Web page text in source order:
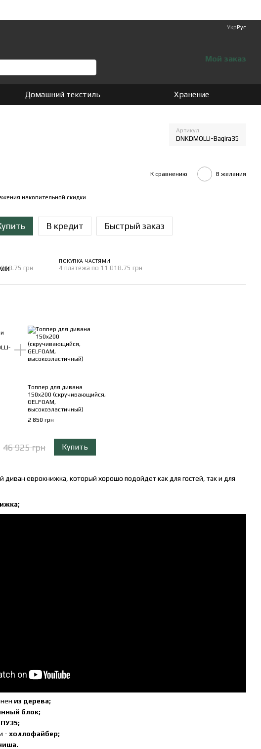
УкрРус
Мой заказ
Домашний текстиль Хранение
Артикул
DNKDMOLLI-Bagira35
К сравнению В желания
накопительной скидки
В кредит Быстрый заказ
грн
ПОКУПКА ЧАСТЯМИ
4 платежа по 11 018.75 грн
Топпер для дивана
150x200 (скручивающийся,
GELFOAM,
высокоэластичный)
2 850 грн
46 925 грн
Купить
диван еврокнижка, который хорошо подойдет как для гостей, так и для
из дерева;
блок;
- холлофайбер;